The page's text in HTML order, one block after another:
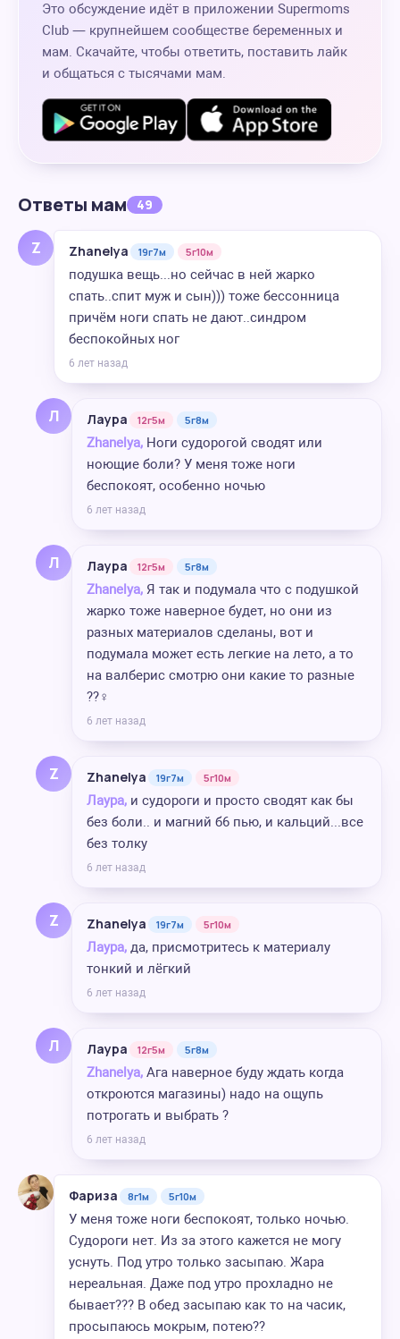
Это обсуждение идёт в приложении Supermoms
Club — крупнейшем сообществе беременных и
мам. Скачайте, чтобы ответить, поставить лайк
и общаться с тысячами мам.
Ответы мам 49
Z Zhanelya 19г7м 5г10м
подушка вещь...но сейчас в ней жарко
спать..спит муж и сын))) тоже бессонница
причём ноги спать не дают..синдром
беспокойных ног
6 лет назад
Л Лаура 12г5м 5г8м
Zhanelya, Ноги судорогой сводят или
ноющие боли? У меня тоже ноги
беспокоят, особенно ночью
6 лет назад
Л Лаура 12г5м 5г8м
Zhanelya, Я так и подумала что с подушкой
жарко тоже наверное будет, но они из
разных материалов сделаны, вот и
подумала может есть легкие на лето, а то
на валберис смотрю они какие то разные
??‍♀️
6 лет назад
Z Zhanelya 19г7м 5г10м
Лаура, и судороги и просто сводят как бы
без боли.. и магний б6 пью, и кальций...все
без толку
6 лет назад
Z Zhanelya 19г7м 5г10м
Лаура, да, присмотритесь к материалу
тонкий и лёгкий
6 лет назад
Л Лаура 12г5м 5г8м
Zhanelya, Ага наверное буду ждать когда
откроются магазины) надо на ощупь
потрогать и выбрать ?
6 лет назад
Фариза 8г1м 5г10м
У меня тоже ноги беспокоят, только ночью.
Судороги нет. Из за этого кажется не могу
уснуть. Под утро только засыпаю. Жара
нереальная. Даже под утро прохладно не
бывает??? В обед засыпаю как то на часик,
просыпаюсь мокрым, потею??